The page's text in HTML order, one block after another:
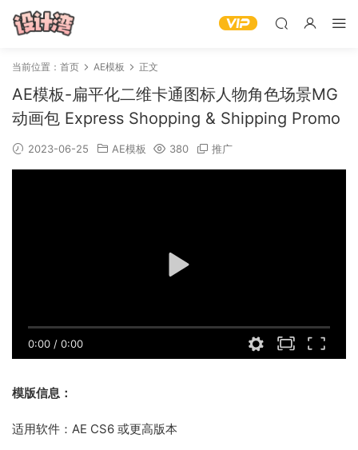
当前位置： 首页 AE模板 正文
AE模板-扁平化二维卡通图标人物角色场景MG
动画包 Express Shopping & Shipping Promo
2023-06-25 AE模板 380 推广
0:00 / 0:00
模版信息：
适用软件：AE CS6 或更高版本